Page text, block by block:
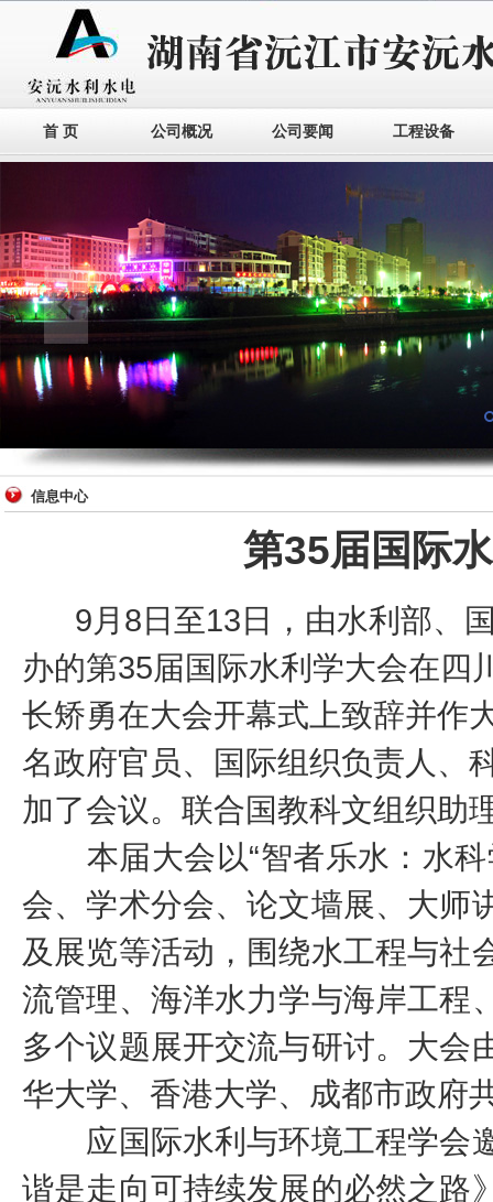
首 页 公司概况 公司要闻 工程设备
信息中心
第35届国际
9月8日至13日，由水利部、
办的第35届国际水利学大会在四
长矫勇在大会开幕式上致辞并作
名政府官员、国际组织负责人、
加了会议。联合国教科文组织助
本届大会以“智者乐水：水科
会、学术分会、论文墙展、大师
及展览等活动，围绕水工程与社
流管理、海洋水力学与海岸工程
多个议题展开交流与研讨。大会
华大学、香港大学、成都市政府
应国际水利与环境工程学会
谐是走向可持续发展的必然之路